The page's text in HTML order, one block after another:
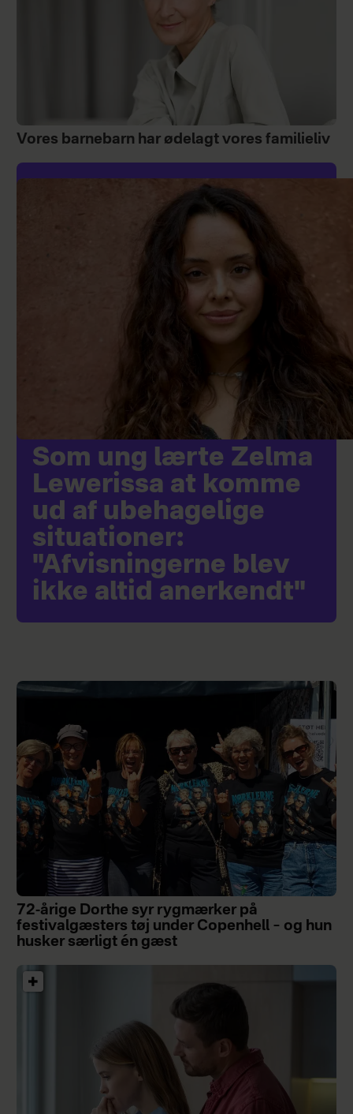
Vores barnebarn har ødelagt vores familieliv
Som ung lærte Zelma
Lewerissa at komme
ud af ubehagelige
situationer:
"Afvisningerne blev
ikke altid anerkendt"
72-årige Dorthe syr rygmærker på
festivalgæsters tøj under Copenhell – og hun
husker særligt én gæst